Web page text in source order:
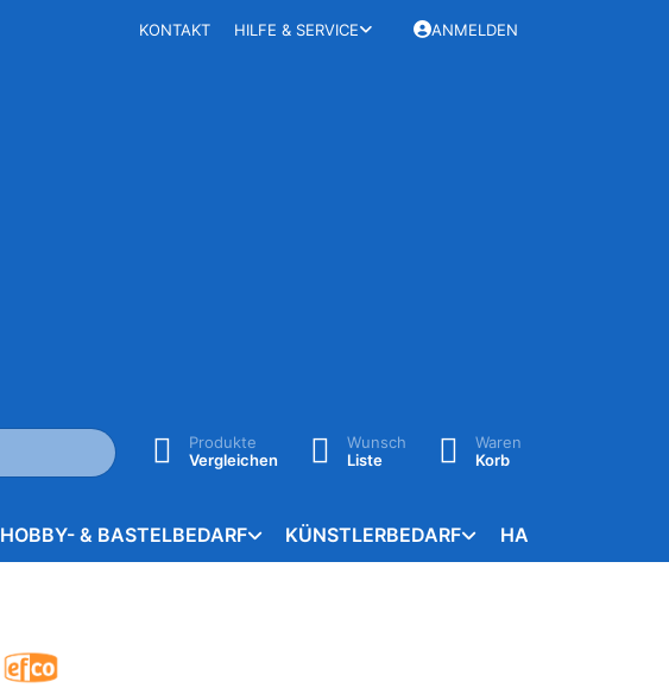
KONTAKT HILFE & SERVICE ANMELDEN
Produkte
Vergleichen
Wunsch
Liste
Waren
Korb
HOBBY- & BASTELBEDARF KÜNSTLERBEDARF